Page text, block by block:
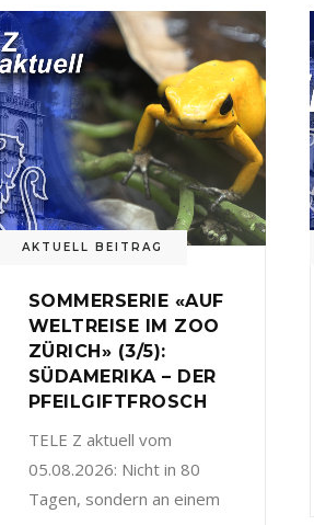
AKTUELL BEITRAG
SOMMERSERIE «AUF
WELTREISE IM ZOO
ZÜRICH» (3/5):
SÜDAMERIKA – DER
PFEILGIFTFROSCH
TELE Z aktuell vom
05.08.2026: Nicht in 80
Tagen, sondern an einem